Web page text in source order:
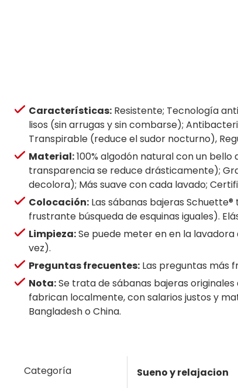
Características: Resistente; Tecnología
lisos (sin arrugas y sin combarse);
Transpirable (reduce el sudor nocturno),
Material:100% algodón natural con un
transparencia se reduce drásticamente);
decolora); Más suave con cada lavado;
Colocación: Las sábanas bajeras
frustrante búsqueda de esquinas iguales).
Limpieza:Se puede meter en en la
vez).
Preguntas frecuentes: Las preguntas más
Nota:Se trata de sábanas bajeras
fabrican localmente, con salarios justos y
Bangladesh o China.
Categoría Sueno y relajacion